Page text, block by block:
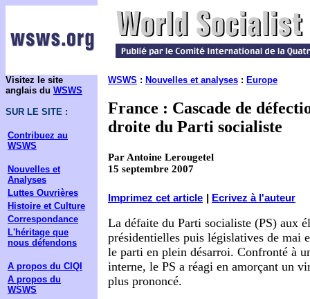
Visitez le site
anglais du WSWS
SUR LE SITE :
Contribuez au
WSWS
Nouvelles et
Analyses
Luttes Ouvrières
Histoire et Culture
Correspondance
L'héritage que
nous défendons
A propos du CIQI
A propos du
WSWS
WSWS : Nouvelles et analyses : Europe
France : Cascade de
droite du Parti socialiste
Par Antoine Lerougetel
15 septembre 2007
Imprimez cet article Ecrivez à l'auteur
La défaite du Parti socialiste (PS) aux
présidentielles puis législatives de mai
le parti en plein désarroi. Confronté à
interne, le PS a réagi en amorçant un
plus prononcé.